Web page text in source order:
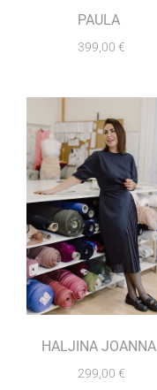
PAULA
399,00 €
HALJINA JOANNA
299,00 €